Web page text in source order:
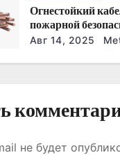
Огнестойкий
пожарной
что нужно знать
Авг 14, 2025
не будет